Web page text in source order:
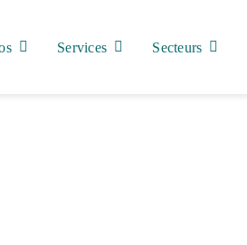
Services Secteurs